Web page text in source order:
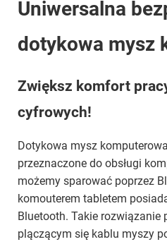
Uniwersalna
dotykowa mysz
Zwiększ komfort
cyfrowych!
Dotykowa mysz
przeznaczone do obsługi
możemy sparować poprzez
komouterem tabletem
Bluetooth. Takie rozwiązanie
plączącym się kablu myszy